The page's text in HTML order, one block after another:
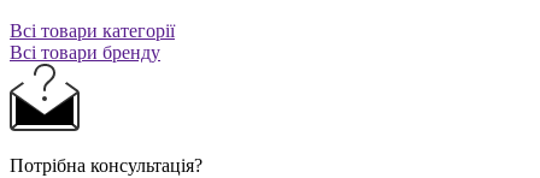
Всі товари категорії
Всі товари бренду
Потрібна консультація?